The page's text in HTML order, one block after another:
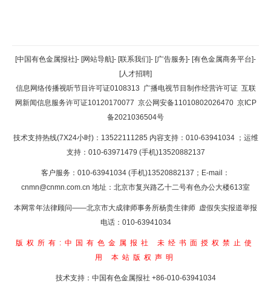
返回顶部
返回首页
[中国有色金属报社]- [网站导航]- [联系我们]- [广告服务]- [有色金属商务平台]-
[人才招聘]
信息网络传播视听节目许可证0108313 广播电视节目制作经营许可证 互联
网新闻信息服务许可证10120170077 京公网安备11010802026470 京ICP
备2021036504号
技术支持热线(7X24小时)：13522111285 内容支持：010-63941034 ；运维
支持：010-63971479 (手机)13520882137
客户服务：010-63941034 (手机)13520882137；E-mail：
cnmn@cnmn.com.cn 地址：北京市复兴路乙十二号有色办公大楼613室
本网常年法律顾问——北京市大成律师事务所杨贵生律师 虚假失实报道举报
电话：010-63941034
版权所有:中国有色金属报社
未经书面授权禁止使
用 本站版权声明
技术支持：中国有色金属报社 +86-010-63941034